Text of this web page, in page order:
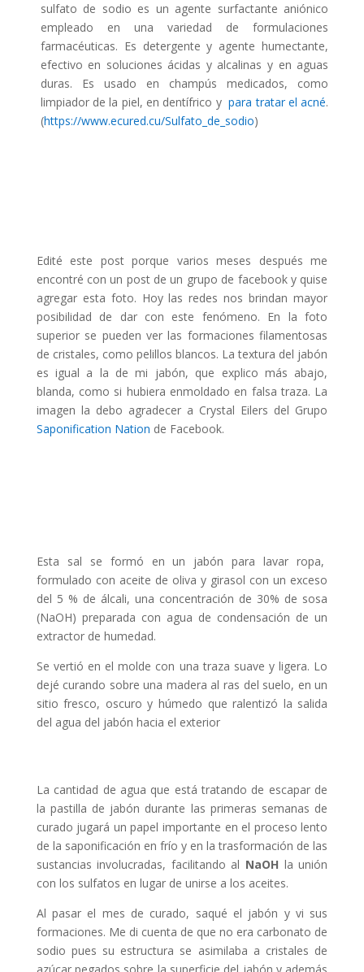
sulfato de sodio es un agente surfactante aniónico
empleado en una variedad de formulaciones
farmacéuticas. Es detergente y agente humectante,
efectivo en soluciones ácidas y alcalinas y en aguas
duras. Es usado en champús medicados, como
limpiador de la piel, en dentífrico y para tratar el acné.
(https://www.ecured.cu/Sulfato_de_sodio)
Edité este post porque varios meses después me
encontré con un post de un grupo de facebook y quise
agregar esta foto. Hoy las redes nos brindan mayor
posibilidad de dar con este fenómeno. En la foto
superior se pueden ver las formaciones filamentosas
de cristales, como pelillos blancos. La textura del jabón
es igual a la de mi jabón, que explico más abajo,
blanda, como si hubiera enmoldado en falsa traza. La
imagen la debo agradecer a Crystal Eilers del Grupo
Saponification Nation de Facebook.
Esta sal se formó en un jabón para lavar ropa,
formulado con aceite de oliva y girasol con un exceso
del 5 % de álcali, una concentración de 30% de sosa
(NaOH) preparada con agua de condensación de un
extractor de humedad.
Se vertió en el molde con una traza suave y ligera. Lo
dejé curando sobre una madera al ras del suelo, en un
sitio fresco, oscuro y húmedo que ralentizó la salida
del agua del jabón hacia el exterior
La cantidad de agua que está tratando de escapar de
la pastilla de jabón durante las primeras semanas de
curado jugará un papel importante en el proceso lento
de la saponificación en frío y en la trasformación de las
sustancias involucradas, facilitando al NaOH la unión
con los sulfatos en lugar de unirse a los aceites.
Al pasar el mes de curado, saqué el jabón y vi sus
formaciones. Me di cuenta de que no era carbonato de
sodio pues su estructura se asimilaba a cristales de